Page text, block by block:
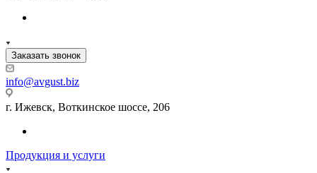
Заказать звонок
info@avgust.biz
г. Ижевск, Воткинское шоссе, 206
Продукция и услуги